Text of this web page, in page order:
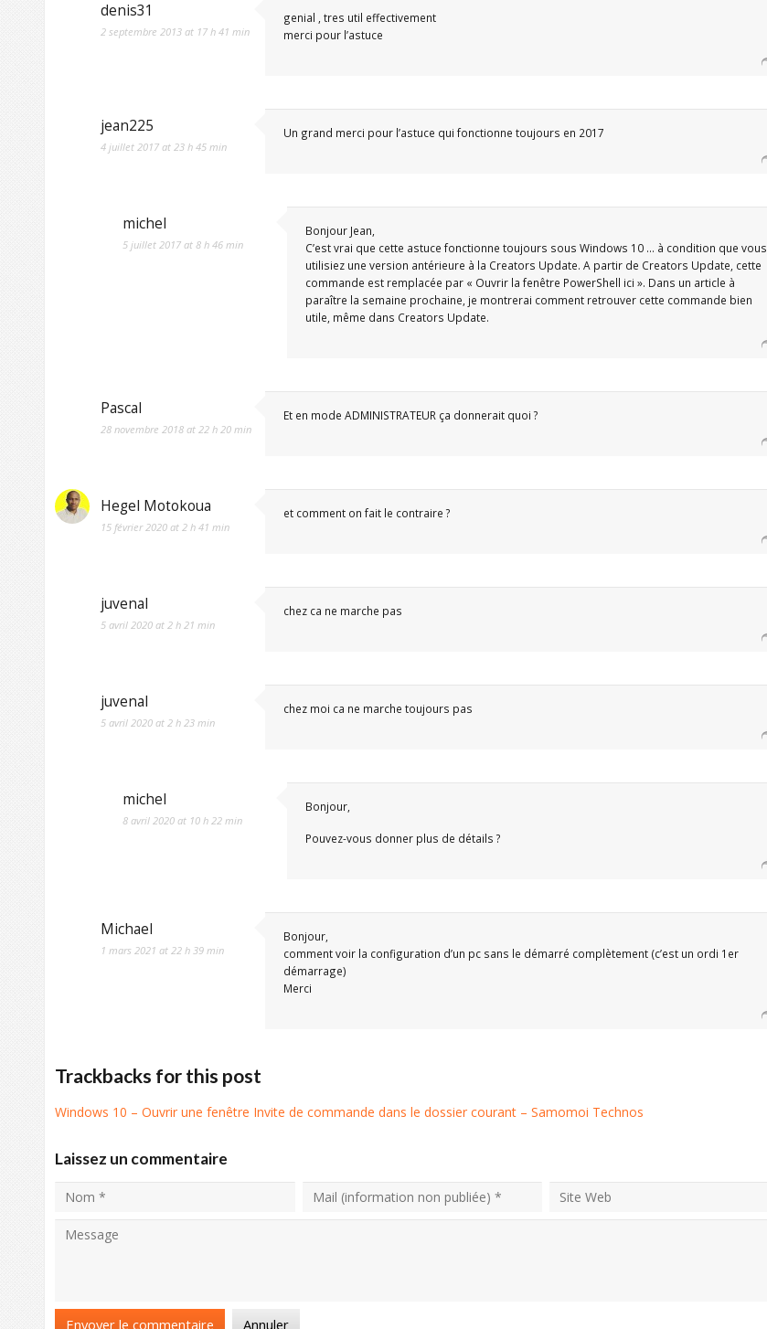
denis31
2 septembre 2013 at 17 h 41 min
genial , tres util effectivement
merci pour l’astuce
jean225
4 juillet 2017 at 23 h 45 min
Un grand merci pour l’astuce qui fonctionne toujours en 2017
michel
5 juillet 2017 at 8 h 46 min
Bonjour Jean,
C’est vrai que cette astuce fonctionne toujours sous Windows 10 … à condition que vous
utilisiez une version antérieure à la Creators Update. A partir de Creators Update, cette
commande est remplacée par « Ouvrir la fenêtre PowerShell ici ». Dans un article à
paraître la semaine prochaine, je montrerai comment retrouver cette commande bien
utile, même dans Creators Update.
Pascal
28 novembre 2018 at 22 h 20 min
Et en mode ADMINISTRATEUR ça donnerait quoi ?
Hegel Motokoua
15 février 2020 at 2 h 41 min
et comment on fait le contraire ?
juvenal
5 avril 2020 at 2 h 21 min
chez ca ne marche pas
juvenal
5 avril 2020 at 2 h 23 min
chez moi ca ne marche toujours pas
michel
8 avril 2020 at 10 h 22 min
Bonjour,
Pouvez-vous donner plus de détails ?
Michael
1 mars 2021 at 22 h 39 min
Bonjour,
comment voir la configuration d’un pc sans le démarré complètement (c’est un ordi 1er
démarrage)
Merci
Trackbacks for this post
Windows 10 – Ouvrir une fenêtre Invite de commande dans le dossier courant – Samomoi Technos
Laissez un commentaire